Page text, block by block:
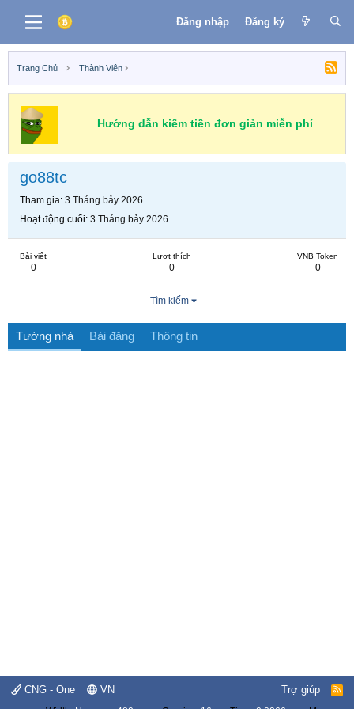
Đăng nhập Đăng ký
Trang Chủ Thành Viên
Hướng dẫn kiếm tiền đơn giản miễn phí
go88tc
Tham gia 3 Tháng bảy 2026
Hoạt động cuối 3 Tháng bảy 2026
Bài viết
0
Lượt thích
0
VNB Token
0
Tìm kiếm
Tường nhà Bài đăng Thông tin
CNG - One VN Trợ giúp
R